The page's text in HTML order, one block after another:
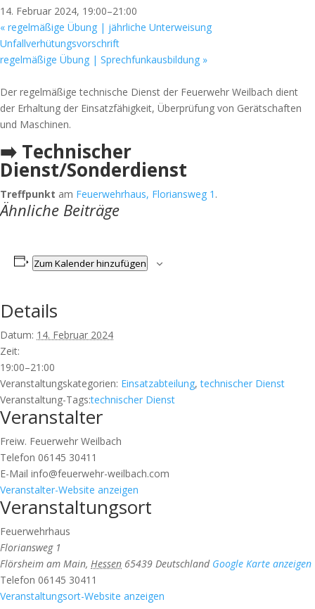
14. Februar 2024, 19:00–21:00
« regelmäßige Übung | jährliche Unterweisung
Unfallverhütungsvorschrift
regelmäßige Übung | Sprechfunkausbildung »
Der regelmäßige technische Dienst der Feuerwehr Weilbach dient
der Erhaltung der Einsatzfähigkeit, Überprüfung von Gerätschaften
und Maschinen.
➡️ Technischer
Dienst/Sonderdienst
Treffpunkt am Feuerwehrhaus, Floriansweg 1 .
Ähnliche Beiträge
Zum Kalender hinzufügen
Details
Datum: 14. Februar 2024
Zeit:
19:00–21:00
Veranstaltungskategorien: Einsatzabteilung,technischer Dienst
Veranstaltung-Tags:technischer Dienst
Veranstalter
Freiw. Feuerwehr Weilbach
Telefon 06145 30411
E-Mail info@feuerwehr-weilbach.com
Veranstalter-Website anzeigen
Veranstaltungsort
Feuerwehrhaus
Floriansweg 1
Flörsheim am Main, Hessen 65439 Deutschland Google Karte anzeigen
Telefon 06145 30411
Veranstaltungsort-Website anzeigen